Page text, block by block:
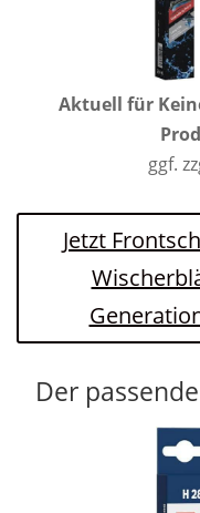
Aktuell für
ggf.
Jetzt
Der